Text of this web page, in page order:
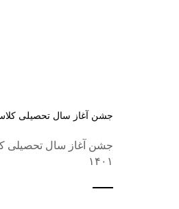
جشن آغاز سال تحصیلی
جشن آغاز سال تحصیلی
۱۴۰۱